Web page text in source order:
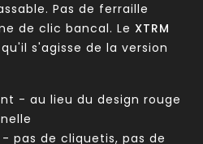
Pas de ferraille
de clic bancal. Le XTRM
s'agisse de la version
- au lieu du design rouge
pas de cliquetis, pas de